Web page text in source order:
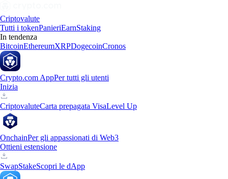
Criptovalute
Tutti i tokenPanieriEarnStaking
In tendenza
BitcoinEthereumXRPDogecoinCronos
Crypto.com AppPer tutti gli utenti
Inizia
CriptovaluteCarta prepagata VisaLevel Up
OnchainPer gli appassionati di Web3
Ottieni estensione
SwapStakeScopri le dApp